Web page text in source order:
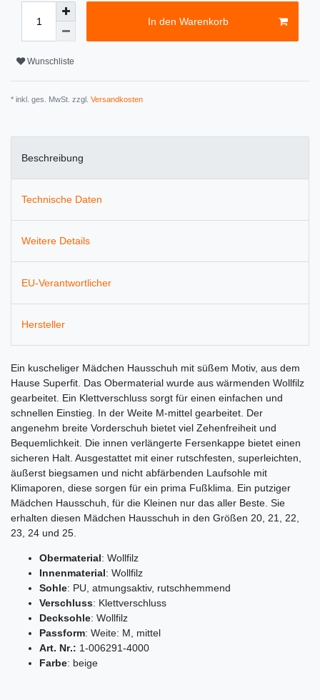
In den Warenkorb
Wunschliste
* inkl. ges. MwSt. zzgl. Versandkosten
Beschreibung
Technische Daten
Weitere Details
EU-Verantwortlicher
Hersteller
Ein kuscheliger Mädchen Hausschuh mit süßem Motiv, aus dem
Hause Superfit. Das Obermaterial wurde aus wärmenden Wollfilz
gearbeitet. Ein Klettverschluss sorgt für einen einfachen und
schnellen Einstieg. In der Weite M-mittel gearbeitet. Der
angenehm breite Vorderschuh bietet viel Zehenfreiheit und
Bequemlichkeit. Die innen verlängerte Fersenkappe bietet einen
sicheren Halt. Ausgestattet mit einer rutschfesten, superleichten,
äußerst biegsamen und nicht abfärbenden Laufsohle mit
Klimaporen, diese sorgen für ein prima Fußklima. Ein putziger
Mädchen Hausschuh, für die Kleinen nur das aller Beste. Sie
erhalten diesen Mädchen Hausschuh in den Größen 20, 21, 22,
23, 24 und 25.
Obermaterial: Wollfilz
Innenmaterial: Wollfilz
Sohle: PU, atmungsaktiv, rutschhemmend
Verschluss: Klettverschluss
Decksohle: Wollfilz
Passform: Weite: M, mittel
Art. Nr.: 1-006291-4000
Farbe: beige